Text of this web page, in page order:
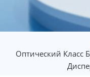
Оптический Класс